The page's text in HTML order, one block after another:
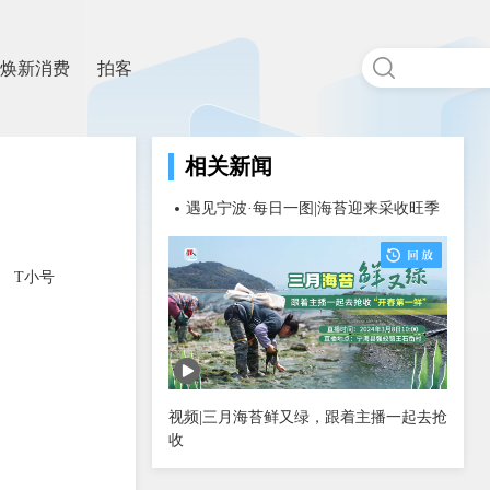
焕新消费 拍客
T小号
相关新闻
遇见宁波·每日一图|海苔迎来采收旺季
视频|三月海苔鲜又绿，跟着主播一起去抢
收